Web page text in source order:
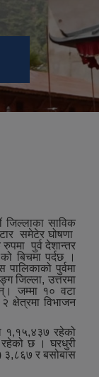
जिल्लाका साविक
समेटेर घोषणा
पुर्व देशान्तर
बिचमा पर्दछ ।
पुर्वमा
जिल्ला, उत्तरमा
जम्मा १० वटा
क्षेत्रमा विभाजन
१,१५,४३७ रहेको
छ । घरधुरी
३,८६७ र बसोबास